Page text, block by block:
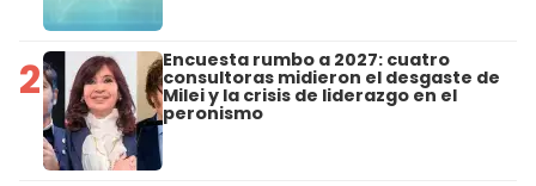
2 Encuesta rumbo a 2027: cuatro
consultoras midieron el desgaste de
Milei y la crisis de liderazgo en el
peronismo